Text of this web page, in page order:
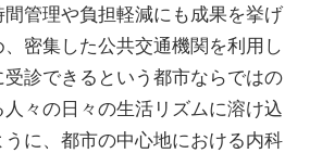
管理や負担軽減にも成果を挙げ
密集した公共交通機関を利用し
診できるという都市ならではの
々の日々の生活リズムに溶け込
に、都市の中心地における内科